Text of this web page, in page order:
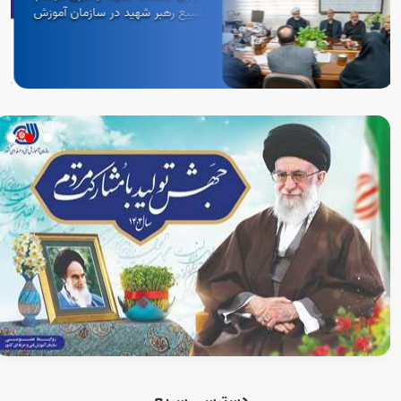
تشییع رهبر شهید در سازمان آموزش
فنی‌وحرفه‌ای کشور